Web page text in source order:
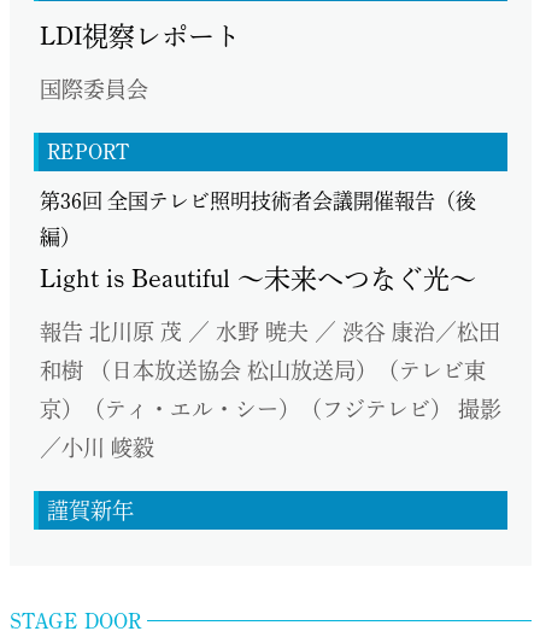
LDI視察レポート
国際委員会
REPORT
第36回 全国テレビ照明技術者会議開催報告（後
編）
Light is Beautiful ～未来へつなぐ光～
報告 北川原 茂 ／ 水野 暁夫 ／ 渋谷 康治／松田
和樹 （日本放送協会 松山放送局）（テレビ東
京）（ティ・エル・シー）（フジテレビ） 撮影
／小川 峻毅
謹賀新年
STAGE DOOR